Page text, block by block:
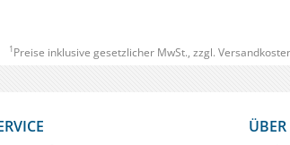
1 Preise inklusive gesetzlicher MwSt., zzgl.